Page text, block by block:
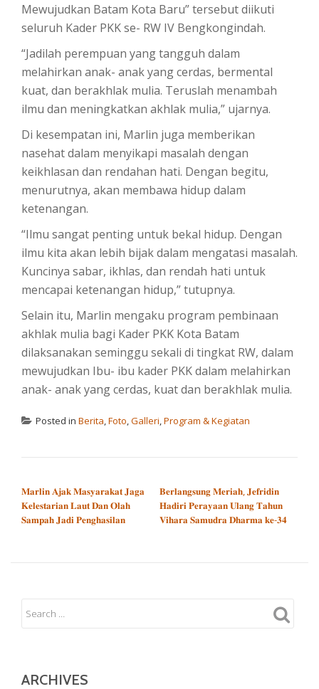
Mewujudkan Batam Kota Baru” tersebut diikuti
seluruh Kader PKK se- RW IV Bengkongindah.
“Jadilah perempuan yang tangguh dalam
melahirkan anak- anak yang cerdas, bermental
kuat, dan berakhlak mulia. Teruslah menambah
ilmu dan meningkatkan akhlak mulia,” ujarnya.
Di kesempatan ini, Marlin juga memberikan
nasehat dalam menyikapi masalah dengan
keikhlasan dan rendahan hati. Dengan begitu,
menurutnya, akan membawa hidup dalam
ketenangan.
“Ilmu sangat penting untuk bekal hidup. Dengan
ilmu kita akan lebih bijak dalam mengatasi masalah.
Kuncinya sabar, ikhlas, dan rendah hati untuk
mencapai ketenangan hidup,” tutupnya.
Selain itu, Marlin mengaku program pembinaan
akhlak mulia bagi Kader PKK Kota Batam
dilaksanakan seminggu sekali di tingkat RW, dalam
mewujudkan Ibu- ibu kader PKK dalam melahirkan
anak- anak yang cerdas, kuat dan berakhlak mulia.
Posted in Berita,Foto,Galleri,Program & Kegiatan
𝐌𝐚𝐫𝐥𝐢𝐧 𝐀𝐣𝐚𝐤 𝐌𝐚𝐬𝐲𝐚𝐫𝐚𝐤𝐚𝐭 𝐉𝐚𝐠𝐚
𝐊𝐞𝐥𝐞𝐬𝐭𝐚𝐫𝐢𝐚𝐧 𝐋𝐚𝐮𝐭 𝐃𝐚𝐧 𝐎𝐥𝐚𝐡
𝐒𝐚𝐦𝐩𝐚𝐡 𝐉𝐚𝐝𝐢 𝐏𝐞𝐧𝐠𝐡𝐚𝐬𝐢𝐥𝐚𝐧
𝐁𝐞𝐫𝐥𝐚𝐧𝐠𝐬𝐮𝐧𝐠 𝐌𝐞𝐫𝐢𝐚𝐡, 𝐉𝐞𝐟𝐫𝐢𝐝𝐢𝐧
𝐇𝐚𝐝𝐢𝐫𝐢 𝐏𝐞𝐫𝐚𝐲𝐚𝐚𝐧 𝐔𝐥𝐚𝐧𝐠 𝐓𝐚𝐡𝐮𝐧
𝐕𝐢𝐡𝐚𝐫𝐚 𝐒𝐚𝐦𝐮𝐝𝐫𝐚 𝐃𝐡𝐚𝐫𝐦𝐚 𝐤𝐞-𝟑𝟒
ARCHIVES